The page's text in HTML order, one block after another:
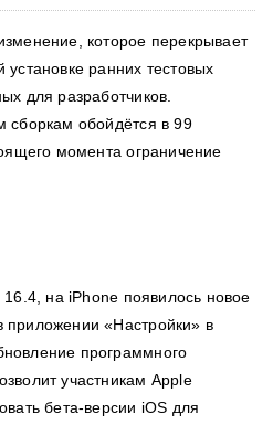
которое перекрывает
ранних тестовых
для разработчиков.
сборкам обойдётся в 99
момента ограничение
на iPhone появилось новое
«Настройки» в
программного
участникам Apple
бета-версии iOS для